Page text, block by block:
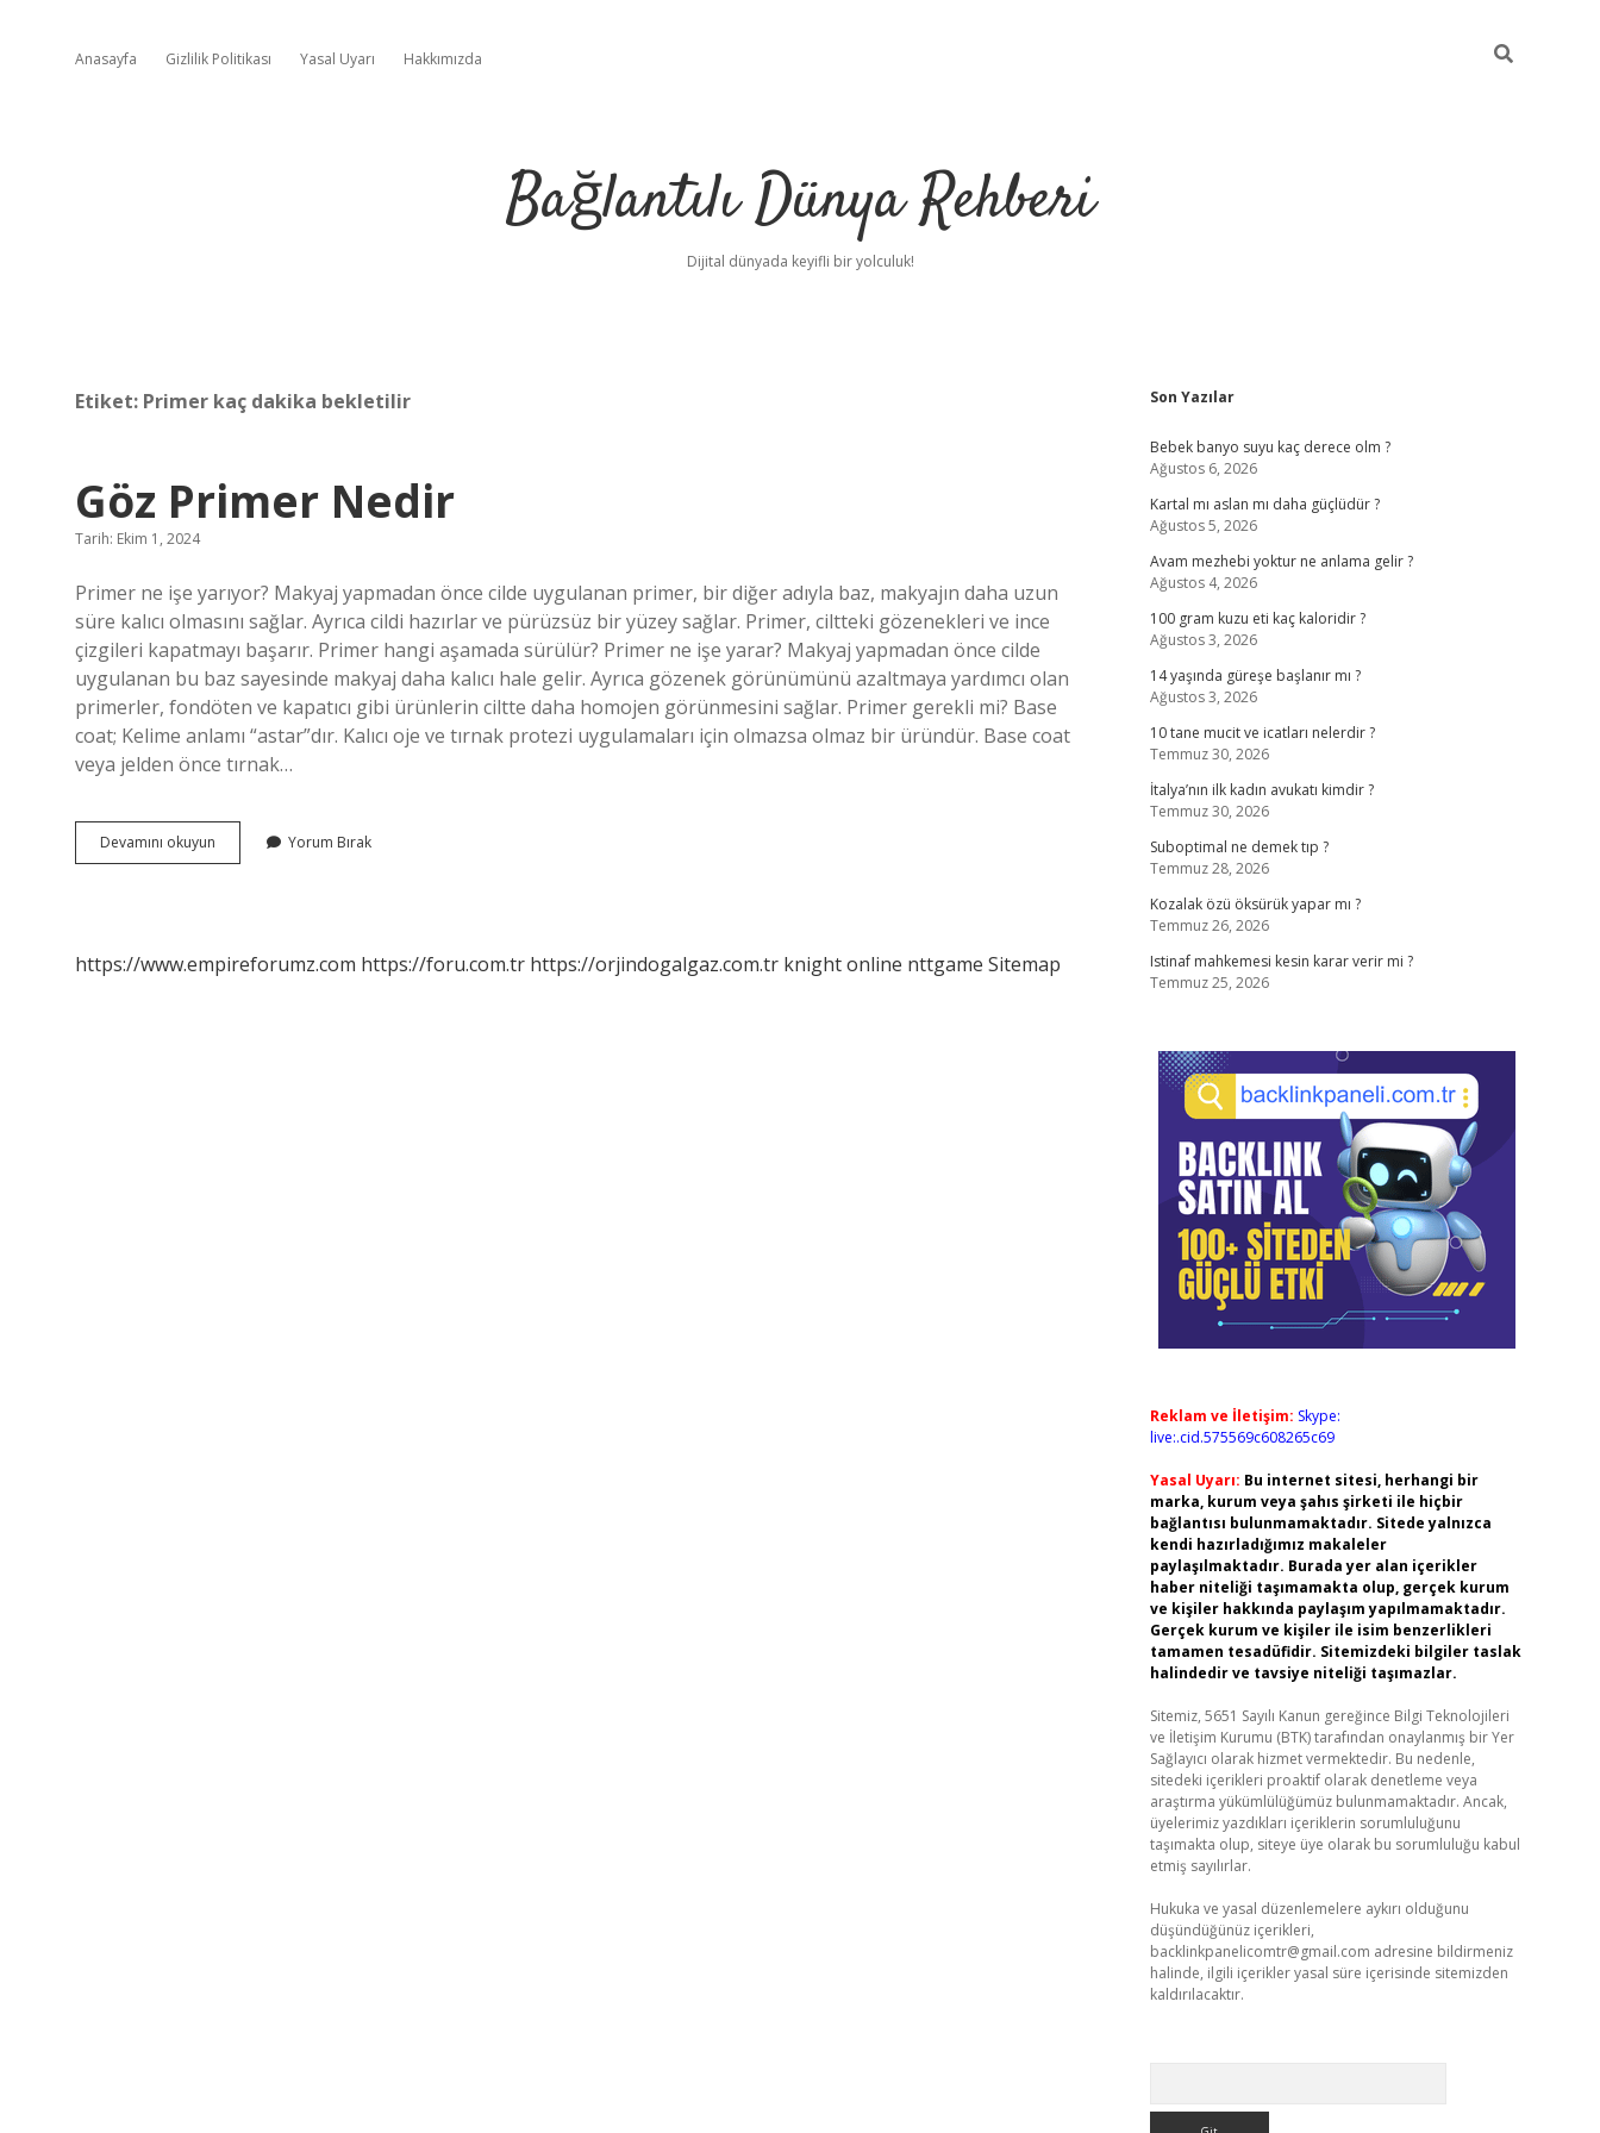
Anasayfa Gizlilik Politikası Yasal Uyarı Hakkımızda
Bağlantılı Dünya Rehberi
Dijital dünyada keyifli bir yolculuk!
Etiket: Primer kaç dakika bekletilir
Göz Primer Nedir
Tarih: Ekim 1, 2024
Primer ne işe yarıyor? Makyaj yapmadan önce cilde uygulanan primer, bir diğer adıyla baz, makyajın daha uzun
süre kalıcı olmasını sağlar. Ayrıca cildi hazırlar ve pürüzsüz bir yüzey sağlar. Primer, ciltteki gözenekleri ve ince
çizgileri kapatmayı başarır. Primer hangi aşamada sürülür? Primer ne işe yarar? Makyaj yapmadan önce cilde
uygulanan bu baz sayesinde makyaj daha kalıcı hale gelir. Ayrıca gözenek görünümünü azaltmaya yardımcı olan
primerler, fondöten ve kapatıcı gibi ürünlerin ciltte daha homojen görünmesini sağlar. Primer gerekli mi? Base
coat; Kelime anlamı “astar”dır. Kalıcı oje ve tırnak protezi uygulamaları için olmazsa olmaz bir üründür. Base coat
veya jelden önce tırnak…
Devamını okuyun
Primer
Yorum Bırak
https://www.empireforumz.com https://foru.com.tr https://orjindogalgaz.com.tr knight online nttgame Sitemap
Sidebar
Son Yazılar
Bebek banyo suyu kaç derece olm ?
Ağustos 6, 2026
Kartal mı aslan mı daha güçlüdür ?
Ağustos 5, 2026
Avam mezhebi yoktur ne anlama gelir ?
Ağustos 4, 2026
100 gram kuzu eti kaç kaloridir ?
Ağustos 3, 2026
14 yaşında güreşe başlanır mı ?
Ağustos 3, 2026
10 tane mucit ve icatları nelerdir ?
Temmuz 30, 2026
İtalya’nın ilk kadın avukatı kimdir ?
Temmuz 30, 2026
Suboptimal ne demek tıp ?
Temmuz 28, 2026
Kozalak özü öksürük yapar mı ?
Temmuz 26, 2026
Istinaf mahkemesi kesin karar verir mi ?
Temmuz 25, 2026
Reklam ve İletişim: Skype:
live:.cid.575569c608265c69
Yasal Uyarı: Bu internet sitesi, herhangi bir
marka, kurum veya şahıs şirketi ile hiçbir
bağlantısı bulunmamaktadır. Sitede yalnızca
kendi hazırladığımız makaleler
paylaşılmaktadır. Burada yer alan içerikler
haber niteliği taşımamakta olup, gerçek kurum
ve kişiler hakkında paylaşım yapılmamaktadır.
Gerçek kurum ve kişiler ile isim benzerlikleri
tamamen tesadüfidir. Sitemizdeki bilgiler taslak
halindedir ve tavsiye niteliği taşımazlar.
Sitemiz, 5651 Sayılı Kanun gereğince Bilgi Teknolojileri
ve İletişim Kurumu (BTK) tarafından onaylanmış bir Yer
Sağlayıcı olarak hizmet vermektedir. Bu nedenle,
sitedeki içerikleri proaktif olarak denetleme veya
araştırma yükümlülüğümüz bulunmamaktadır. Ancak,
üyelerimiz yazdıkları içeriklerin sorumluluğunu
taşımakta olup, siteye üye olarak bu sorumluluğu kabul
etmiş sayılırlar.
Hukuka ve yasal düzenlemelere aykırı olduğunu
düşündüğünüz içerikleri,
backlinkpanelicomtr@gmail.com adresine bildirmeniz
halinde, ilgili içerikler yasal süre içerisinde sitemizden
kaldırılacaktır.
deneme bonusu veren bahis siteleri